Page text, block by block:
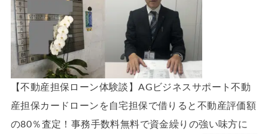
【不動産担保ローン体験談】AGビジネスサポート不動
産担保カードローンを自宅担保で借りると不動産評価額
の80％査定！事務手数料無料で資金繰りの強い味方に